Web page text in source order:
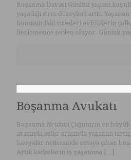
Boşanma Davası Günlük yaşam
yaşadığı stres düzeyleri arttı.
konusundaki stresleri evliliklerin
ilerlemesine neden oluyor. Günlük
Boşanma Avukatı
Boşanma Avukatı Çağımızın en
arasında eşler arasında yaşanan
kavgalar neticesinde ortaya çıkan
Artık kadınların iş yaşamına […]